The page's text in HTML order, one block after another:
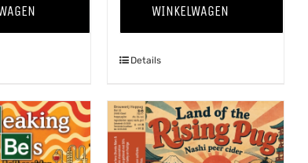
Grapevine
aantal
WINKELWAGEN
Details